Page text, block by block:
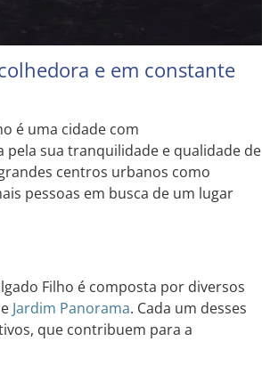
e em constante
é uma cidade com
sua tranquilidade e qualidade de
centros urbanos como
pessoas em busca de um lugar
Filho é composta por diversos
e Jardim Panorama. Cada um desses
que contribuem para a